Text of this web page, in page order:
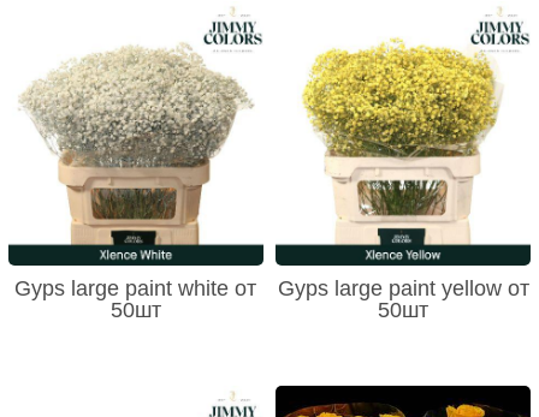
Gyps large paint white от
50шт
Gyps large paint yellow от
50шт